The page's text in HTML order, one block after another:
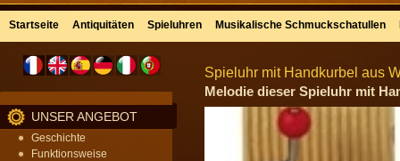
Startseite Antiquitäten Spieluhren Musikalische Schmuckschatullen
UNSER ANGEBOT
Geschichte
Funktionsweise
Spieluhr mit Handkurbel aus
Melodie dieser Spieluhr mit